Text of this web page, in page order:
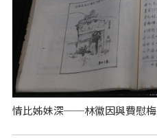
情比姊妹深──林徽因與費慰梅